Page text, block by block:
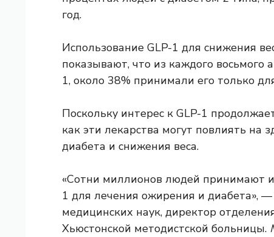
год.
Использование GLP-1 для снижения
показывают, что из каждого
1, около 38% принимали его только
Поскольку интерес к GLP-1
как эти лекарства могут повлиять на
диабета и снижения веса.
«Сотни миллионов людей принимают
1 для лечения ожирения и диабета»,
медицинских наук, директор
Хьюстонской методистской больницы.